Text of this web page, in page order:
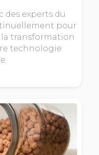
des experts du
pour
la transformation
technologie